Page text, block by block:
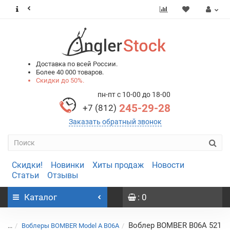
Доставка по всей России.
Более 40 000 товаров.
Скидки до 50%.
пн-пт с 10-00 до 18-00
+7 (812) 245-29-28
Заказать обратный звонок
Скидки! Новинки Хиты продаж
Новости
Статьи
Отзывы
Каталог : 0
... Воблеры BOMBER Model A B06A Воблер BOMBER B06A 521